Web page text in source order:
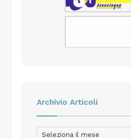
Archivio Articoli
Archivio